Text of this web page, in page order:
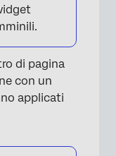
di pagina
con un
applicati